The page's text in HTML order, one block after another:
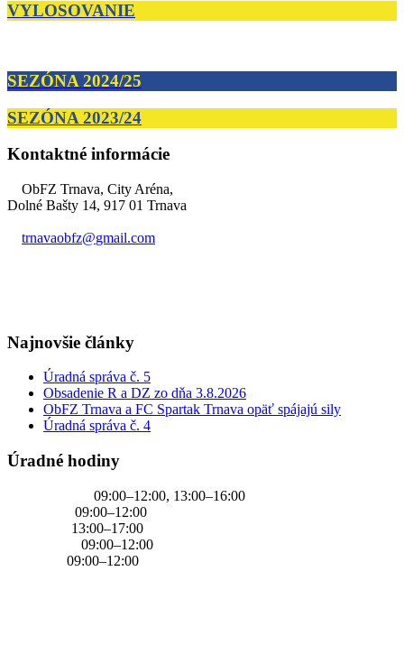
VYLOSOVANIE
SEZÓNA 2024/25
SEZÓNA 2023/24
Kontaktné informácie
ObFZ Trnava, City Aréna,
Dolné Bašty 14, 917 01 Trnava
trnavaobfz@gmail.com
Najnovšie články
Úradná správa č. 5
Obsadenie R a DZ zo dňa 3.8.2026
ObFZ Trnava a FC Spartak Trnava opäť spájajú sily
Úradná správa č. 4
Úradné hodiny
09:00–12:00, 13:00–16:00
09:00–12:00
13:00–17:00
09:00–12:00
09:00–12:00